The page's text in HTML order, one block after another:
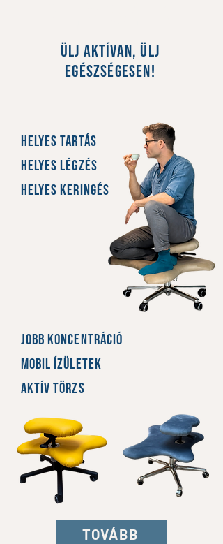
Ülj aktívan, ülj
egészségesen!
helyes TARTÁS
helyes Légzés
helyes keringés
jobb koncentráció
mobil ízületek
aktív törzs
TOVÁBB